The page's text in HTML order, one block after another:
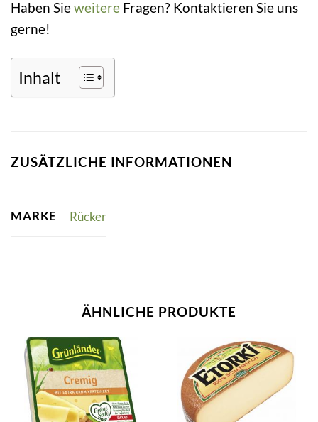
Haben Sieweitere Fragen? Kontaktieren Sie uns
gerne!
Inhalt
ZUSÄTZLICHE INFORMATIONEN
MARKE Rücker
ÄHNLICHE PRODUKTE